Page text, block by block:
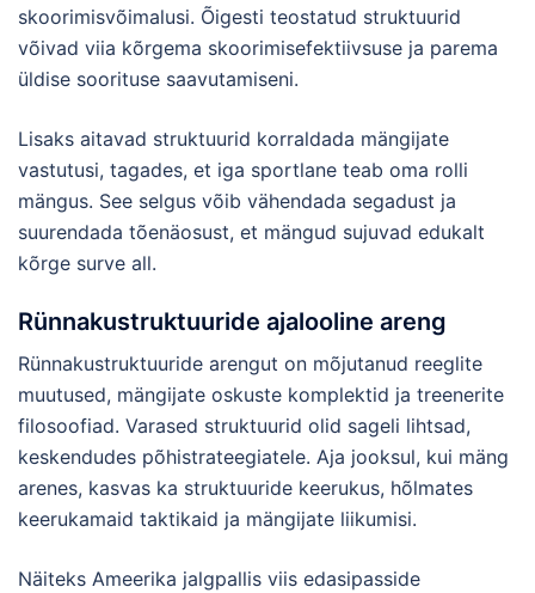
skoorimisvõimalusi. Õigesti teostatud struktuurid
võivad viia kõrgema skoorimisefektiivsuse ja parema
üldise soorituse saavutamiseni.
Lisaks aitavad struktuurid korraldada mängijate
vastutusi, tagades, et iga sportlane teab oma rolli
mängus. See selgus võib vähendada segadust ja
suurendada tõenäosust, et mängud sujuvad edukalt
kõrge surve all.
Rünnakustruktuuride ajalooline areng
Rünnakustruktuuride arengut on mõjutanud reeglite
muutused, mängijate oskuste komplektid ja treenerite
filosoofiad. Varased struktuurid olid sageli lihtsad,
keskendudes põhistrateegiatele. Aja jooksul, kui mäng
arenes, kasvas ka struktuuride keerukus, hõlmates
keerukamaid taktikaid ja mängijate liikumisi.
Näiteks Ameerika jalgpallis viis edasipasside